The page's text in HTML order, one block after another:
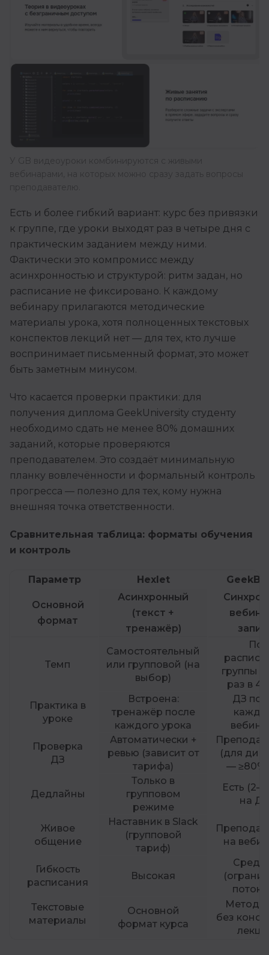
Есть и более гибкий вариант: курс без привязки
к группе, где уроки выходят раз в четыре дня с
практическим заданием между ними.
Фактически это компромисс между
асинхронностью и структурой: ритм задан, но
расписание не фиксировано. К каждому
вебинару прилагаются методические
материалы урока, хотя полноценных текстовых
конспектов лекций нет — для тех, кто лучше
воспринимает письменный формат, это может
быть заметным минусом.
Что касается проверки практики: для
получения диплома GeekUniversity студенту
необходимо сдать не менее 80% домашних
заданий, которые проверяются
преподавателем. Это создаёт минимальную
планку вовлечённости и формальный контроль
прогресса — полезно для тех, кому нужна
внешняя точка ответственности.
Сравнительная таблица: форматы обучения
и контроль
Параметр Hexlet
Основной
формат
Асинхронный
(текст +
тренажёр)
Темп
Самостоятельный
или групповой (на
выбор)
По
группы /
раз в 4
Практика в
уроке
Встроена:
тренажёр после
каждого урока
ДЗ
Проверка
ДЗ
Автоматически +
ревью (зависит от
тарифа)
(для
— ≥80%
Дедлайны
Только в
групповом
режиме
Есть
на
Живое
общение
Наставник в Slack
(групповой
тариф)
на
Гибкость
расписания
Высокая
Текстовые
материалы
Основной
формат курса
без